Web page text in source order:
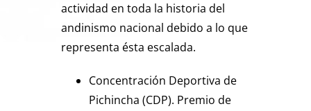
actividad en toda la historia del
andinismo nacional debido a lo que
representa ésta escalada.
Concentración Deportiva de
Pichincha (CDP). Premio de